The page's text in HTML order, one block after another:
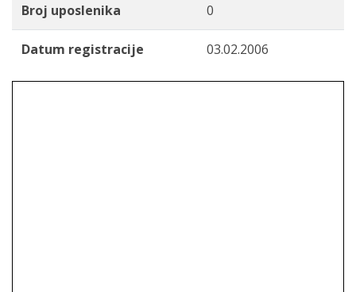
Broj uposlenika 0
Datum registracije 03.02.2006